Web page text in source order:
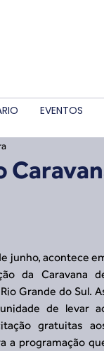
EVENTOS
junho, acontece
da Caravana
Grande do Sul.
de levar
gratuitas
a programação